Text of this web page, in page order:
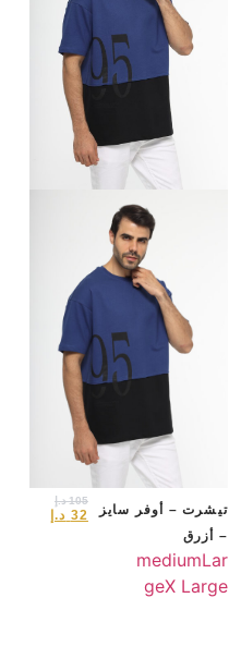
تيشرت – أوفر سايز
– أزرق
105 د.إ
32 د.إ
mediumLar
geX Large